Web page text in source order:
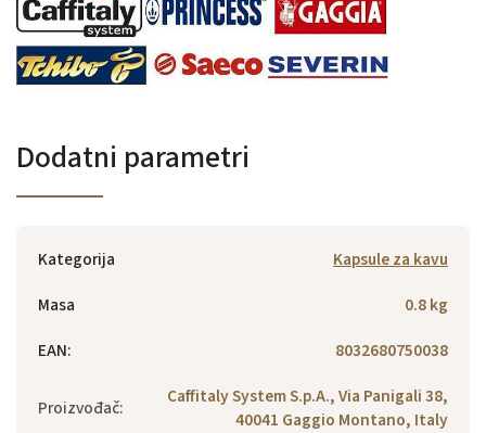
Dodatni parametri
Kategorija
Kapsule za kavu
Masa
0.8 kg
EAN: 8032680750038
Proizvođač:
Caffitaly System S.p.A., Via Panigali 38,
40041 Gaggio Montano, Italy